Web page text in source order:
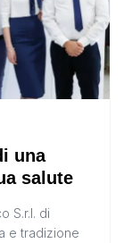
una
salute
S.r.l. di
e tradizione